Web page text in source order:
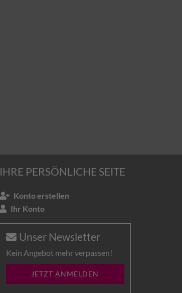
IHRE PERSÖNLICHE SEITE
Konto erstellen
Ihr Konto
Unser Newsletter
Kein Angebot mehr verpassen!
JETZT ANMELDEN